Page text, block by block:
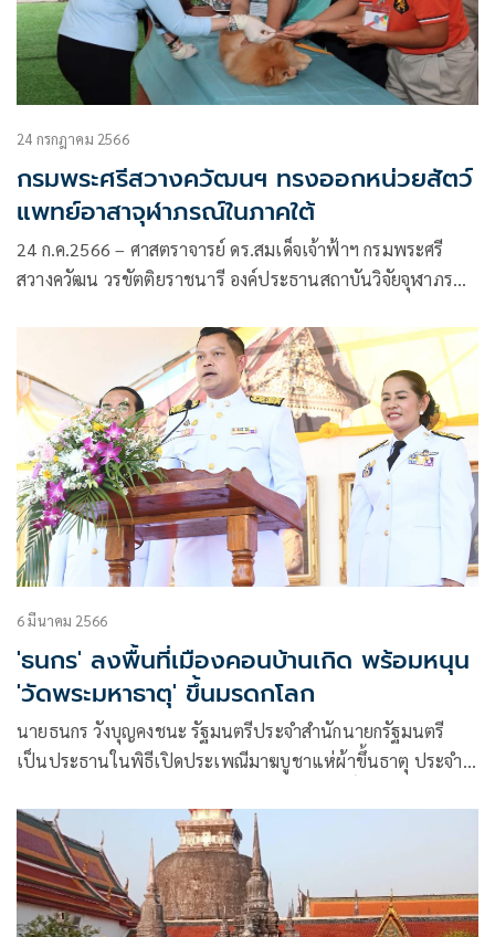
24 กรกฎาคม 2566
กรมพระศรีสวางควัฒนฯ ทรงออกหน่วยสัตว์
แพทย์อาสาจุฬาภรณ์ในภาคใต้
24 ก.ค.2566 – ศาสตราจารย์ ดร.สมเด็จเจ้าฟ้าฯ กรมพระศรี
สวางควัฒน วรขัตติยราชนารี องค์ประธานสถาบันวิจัยจุฬาภรณ์
(Rabies) ซึ่งเป็นภัยคุกคามด้านสาธารณสุขที่สำคัญของประเทศ
จึงมีพระปณิธานแน่วแน่ในการบริหารจัดการแก้ปัญหาสุนัขจรจัด
และกำจัดภัยโรคพิษสุนั
6 มีนาคม 2566
'ธนกร' ลงพื้นที่เมืองคอนบ้านเกิด พร้อมหนุน
'วัดพระมหาธาตุ' ขึ้นมรดกโลก
นายธนกร วังบุญคงชนะ รัฐมนตรีประจำสำนักนายกรัฐมนตรี
เป็นประธานในพิธีเปิดประเพณีมาฆบูชาแห่ผ้าขึ้นธาตุ ประจำปี
วรมหาวิหาร อำเภอเมืองนครศรีธรรมราช